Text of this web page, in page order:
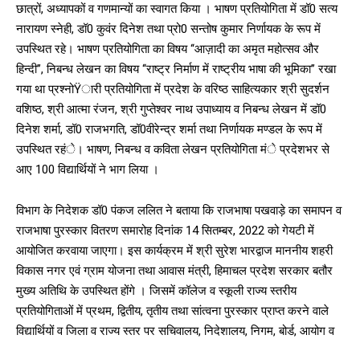
छात्रों, अध्यापकों व गणमान्यों का स्वागत किया । भाषण प्रतियोगिता में डॉ0 सत्य
नारायण स्नेही, डॉ0 कुवंर दिनेश तथा प्रो0 सन्तोष कुमार निर्णायक के रूप में
उपस्थित रहे। भाषण प्रतियोगिता का विषय ‘‘आज़ादी का अमृत महोत्सव और
हिन्दी’’, निबन्ध लेखन का विषय ‘‘राष्ट्र निर्माण में राष्ट्रीय भाषा की भूमिका’’ रखा
गया था प्रश्नोŸारी प्रतियोगिता में प्रदेश के वरिष्ठ साहित्यकार श्री सुदर्शन
वशिष्ठ, श्री आत्मा रंजन, श्री गुप्तेश्वर नाथ उपाध्याय व निबन्ध लेखन में डॉ0
दिनेश शर्मा, डॉ0 राजभगति, डॉ0वीरेन्द्र शर्मा तथा निर्णायक मण्डल के रूप में
उपस्थित रहंे। भाषण, निबन्ध व कविता लेखन प्रतियोगिता मंे प्रदेशभर से
आए 100 विद्यार्थियों ने भाग लिया ।
विभाग के निदेशक डॉ0 पंकज ललित ने बताया कि राजभाषा पखवाड़े का समापन व
राजभाषा पुरस्कार वितरण समारोह दिनांक 14 सितम्बर, 2022 को गेयटी में
आयोजित करवाया जाएगा। इस कार्यक्रम में श्री सुरेश भारद्वाज माननीय शहरी
विकास नगर एवं ग्राम योजना तथा आवास मंत्री, हिमाचल प्रदेश सरकार बतौर
मुख्य अतिथि के उपस्थित होंगे । जिसमें कॉलेज व स्कूली राज्य स्तरीय
प्रतियोगिताओं में प्रथम, द्वितीय, तृतीय तथा सांत्वना पुरस्कार प्राप्त करने वाले
विद्यार्थियों व जिला व राज्य स्तर पर सचिवालय, निदेशालय, निगम, बोर्ड, आयोग व